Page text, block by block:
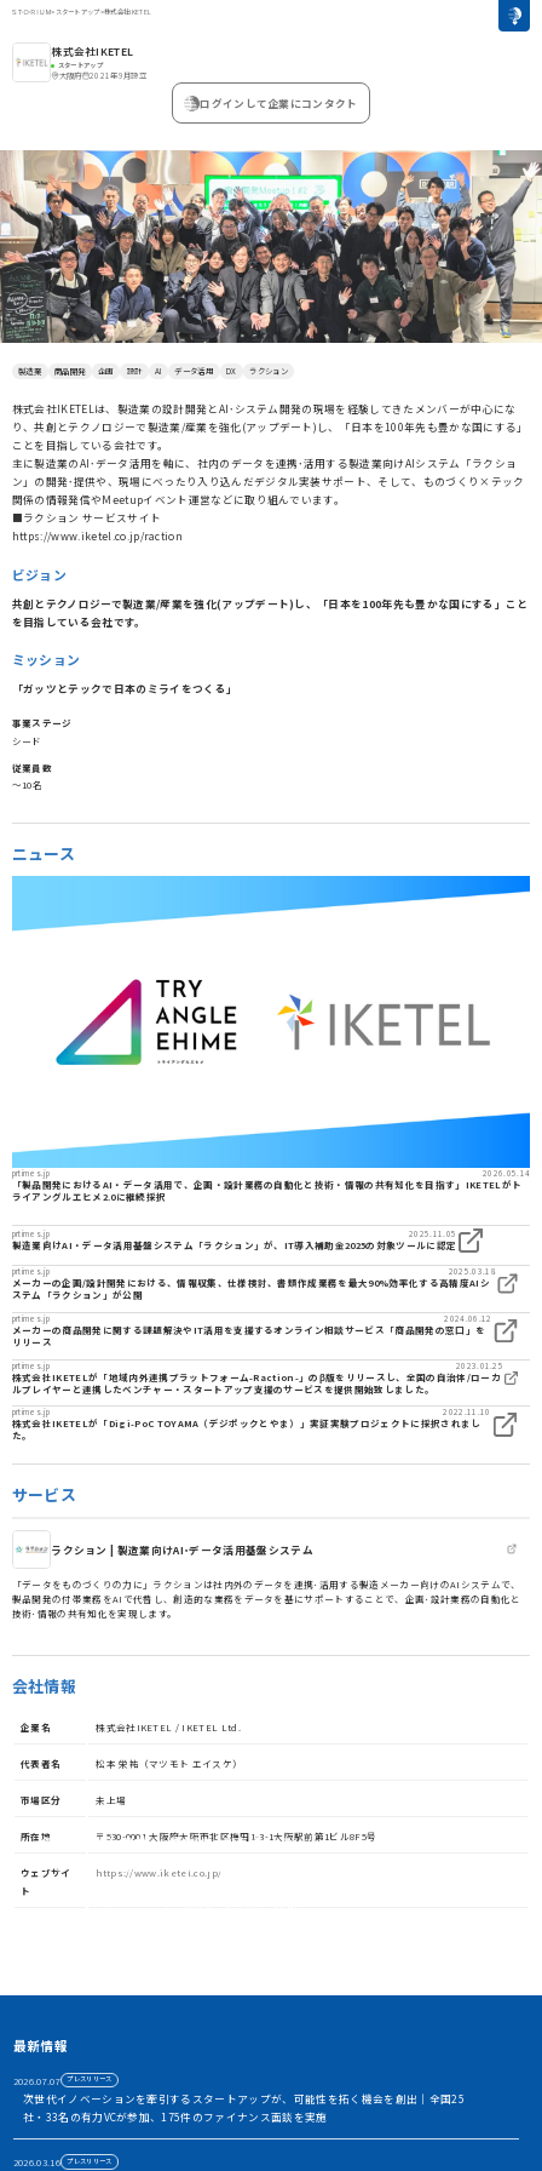
> スタートアップ>株式会社IKETEL
株式会社IKETEL
スタートアップ
大阪府 2021年9月設立
ログインして企業にコンタクト
製造業 商品開発 企画 設計 AI データ活用 DX ラクション
株式会社IKETELは、製造業の設計開発とAI･システム開発の現場を経験してきたメンバーが中心にな
り、共創とテクノロジーで製造業/産業を強化(アップデート)し、「日本を100年先も豊かな国にする」
ことを目指している会社です。
主に製造業のAI･データ活用を軸に、社内のデータを連携･活用する製造業向けAIシステム「ラクショ
ン」の開発･提供や、現場にべったり入り込んだデジタル実装サポート、そして、ものづくり×テック
関係の情報発信やMeetupイベント運営などに取り組んでいます。
■ラクション サービスサイト
https://www.iketel.co.jp/raction
ビジョン
共創とテクノロジーで製造業/産業を強化(アップデート)し、「日本を100年先も豊かな国にする」こと
を目指している会社です。
ミッション
「ガッツとテックで日本のミライをつくる」
事業ステージ
シード
従業員数
〜10名
ニュース
prtimes.jp 2026.05.14
「製品開発におけるAI・データ活用で、企画・設計業務の自動化と技術・情報の共有知化を目指す」IKETELがト
ライアングルエヒメ2.0に継続採択
prtimes.jp 2025.11.05
製造業向けAI・データ活用基盤システム「ラクション」が、IT導入補助金2025の対象ツールに認定
prtimes.jp 2025.03.18
メーカーの企画/設計開発における、情報収集、仕様検討、書類作成業務を最大90%効率化する高精度AIシ
ステム「ラクション」が公開
prtimes.jp 2024.06.12
メーカーの商品開発に関する課題解決やIT活用を支援するオンライン相談サービス「商品開発の窓口」を
リリース
prtimes.jp 2023.01.25
株式会社IKETELが「地域内外連携プラットフォーム-Raction-」のβ版をリリースし、全国の自治体/ローカ
ルプレイヤーと連携したベンチャー・スタートアップ支援のサービスを提供開始致しました。
prtimes.jp 2022.11.10
株式会社IKETELが「Digi-PoC TOYAMA（デジポックとやま）」実証実験プロジェクトに採択されまし
た。
サービス
ラクション | 製造業向けAI･データ活用基盤システム
「データをものづくりの力に」ラクションは社内外のデータを連携･活用する製造メーカー向けのAIシステムで、
製品開発の付帯業務をAIで代替し、創造的な業務をデータを基にサポートすることで、企画･設計業務の自動化と
技術･情報の共有知化を実現します。
会社情報
企業名 株式会社IKETEL / IKETEL Ltd.
代表者名 松本 栄祐（マツモト エイスケ）
市場区分 未上場
所在地 〒530-0001 大阪府大阪市北区梅田1-3-1大阪駅前第1ビル8F5号
ウェブサイ
ト
https://www.iketel.co.jp/
資金調達や協業・共創を加速させる
イノベーション・プラットフォーム
最新情報
2026.07.07 プレスリリース
次世代イノベーションを牽引するスタートアップが、可能性を拓く機会を創出｜全国25
社・33名の有力VCが参加、175件のファイナンス面談を実施
2026.03.16 プレスリリース